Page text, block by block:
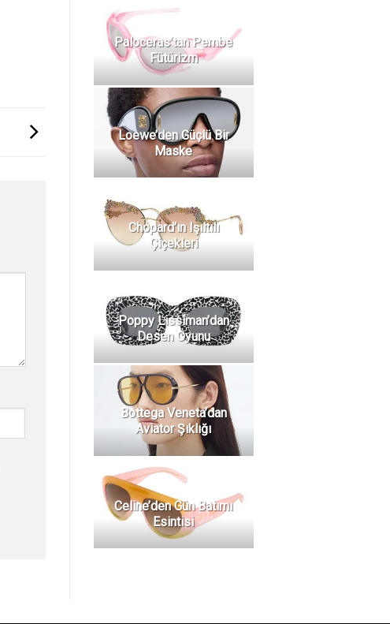
Paloceras’tan Pembe
Fütürizm
Loewe’den Güçlü Bir
Maske
Chopard’ın Işıltılı
Çiçekleri
Poppy Lissiman’dan
Desen Oyunu
Bottega Veneta’dan
Aviator Şıklığı
Celine’den Gün Batımı
Esintisi